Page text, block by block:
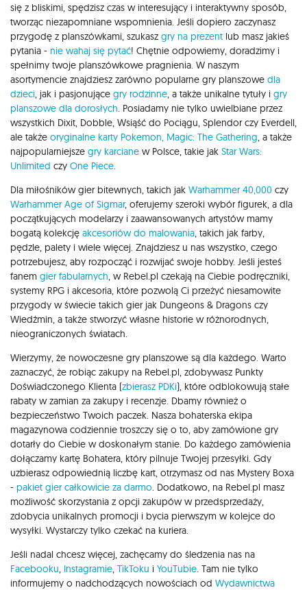
się z bliskimi, spędzisz czas w interesujący i interaktywny sposób,
tworząc niezapomniane wspomnienia. Jeśli dopiero zaczynasz
przygodę z planszówkami, szukasz gry na prezent lub masz jakieś
pytania - nie wahaj się pytać! Chętnie odpowiemy, doradzimy i
spełnimy twoje planszówkowe pragnienia. W naszym
asortymencie znajdziesz zarówno popularne gry planszowe dla
dzieci, jak i pasjonujące gry rodzinne, a także unikalne tytuły i gry
planszowe dla dorosłych. Posiadamy nie tylko uwielbiane przez
wszystkich Dixit, Dobble, Wsiąść do Pociągu, Splendor czy Everdell,
ale także oryginalne karty Pokemon, Magic: The Gathering, a także
najpopularniejsze gry karciane w Polsce, takie jak Star Wars:
Unlimited czy One Piece.
Dla miłośników gier bitewnych, takich jak Warhammer 40,000 czy
Warhammer Age of Sigmar, oferujemy szeroki wybór figurek, a dla
początkujących modelarzy i zaawansowanych artystów mamy
bogatą kolekcję akcesoriów do malowania, takich jak farby,
pędzle, palety i wiele więcej. Znajdziesz u nas wszystko, czego
potrzebujesz, aby rozpocząć i rozwijać swoje hobby. Jeśli jesteś
fanem gier fabularnych, w Rebel.pl czekają na Ciebie podręczniki,
systemy RPG i akcesoria, które pozwolą Ci przeżyć niesamowite
przygody w świecie takich gier jak Dungeons & Dragons czy
Wiedźmin, a także stworzyć własne historie w różnorodnych,
nieograniczonych światach.
Wierzymy, że nowoczesne gry planszowe są dla każdego. Warto
zaznaczyć, że robiąc zakupy na Rebel.pl, zdobywasz Punkty
Doświadczonego Klienta (zbierasz PDKi), które odblokowują stałe
rabaty w zamian za zakupy i recenzje. Dbamy również o
bezpieczeństwo Twoich paczek. Nasza bohaterska ekipa
magazynowa codziennie troszczy się o to, aby zamówione gry
dotarły do Ciebie w doskonałym stanie. Do każdego zamówienia
dołączamy kartę Bohatera, który pilnuje Twojej przesyłki. Gdy
uzbierasz odpowiednią liczbę kart, otrzymasz od nas Mystery Boxa
- pakiet gier całkowicie za darmo. Dodatkowo, na Rebel.pl masz
możliwość skorzystania z opcji zakupów w przedsprzedaży,
zdobycia unikalnych promocji i bycia pierwszym w kolejce do
wysyłki. Wystarczy tylko czekać na kuriera.
Jeśli nadal chcesz więcej, zachęcamy do śledzenia nas na
Facebooku, Instagramie, TikToku i YouTubie. Tam nie tylko
informujemy o nadchodzących nowościach od Wydawnictwa